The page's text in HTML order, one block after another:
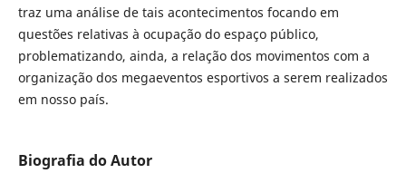
traz uma análise de tais acontecimentos focando em
questões relativas à ocupação do espaço público,
problematizando, ainda, a relação dos movimentos com a
organização dos megaeventos esportivos a serem realizados
em nosso país.
Biografia do Autor